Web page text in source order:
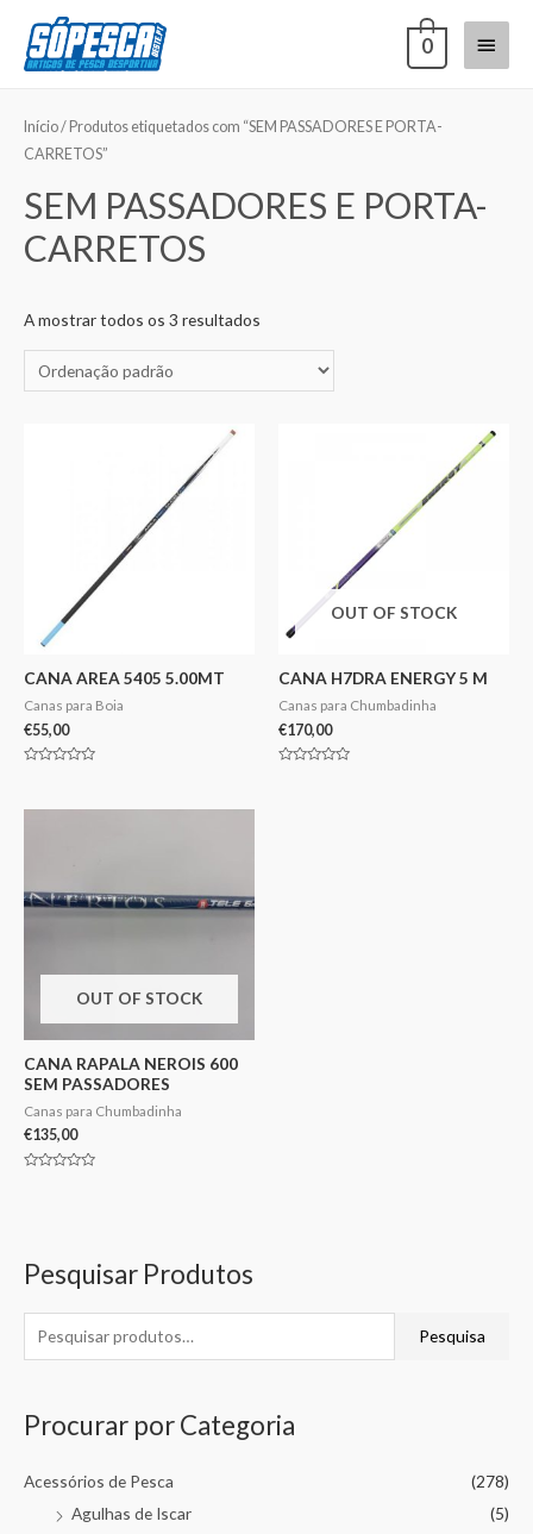
0
Pesquisar Produtos
Pesquisa
Procurar por Categoria
Acessórios de Pesca
(278)
Agulhas de Iscar
(5)
Início/ Produtos etiquetados com “SEM PASSADORES E PORTA-
CARRETOS”
SEM PASSADORES E PORTA-
CARRETOS
A mostrar todos os 3 resultados
CANA AREA 5405 5.00MT
Canas para Boia
€55,00
5
OUT OF STOCK
CANA H7DRA ENERGY 5 M
Canas para Chumbadinha
€170,00
OUT OF STOCK
CANA RAPALA NEROIS 600
SEM PASSADORES
Canas para Chumbadinha
€135,00